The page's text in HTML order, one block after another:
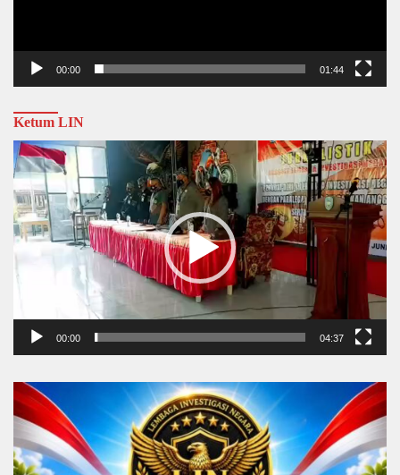
00:00 01:44
Ketum LIN
Video
Player
00:00 04:37